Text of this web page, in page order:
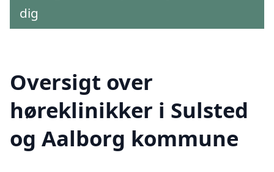
dig
Oversigt over
høreklinikker i Sulsted
og Aalborg kommune